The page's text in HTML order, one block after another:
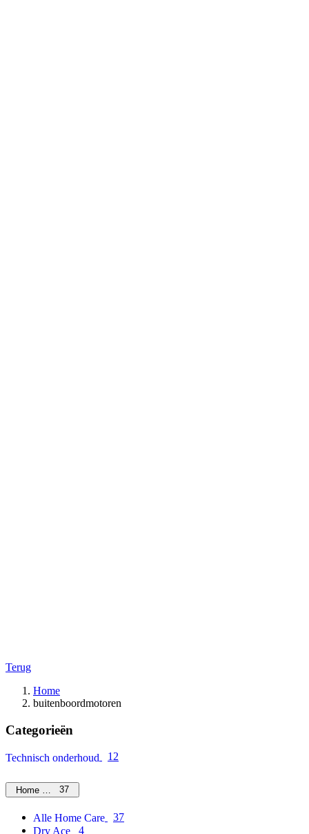
Terug
Home
buitenboordmotoren
Categorieën
Technisch onderhoud 12
Home Care37
Alle Home Care
37
Dry Ace
4